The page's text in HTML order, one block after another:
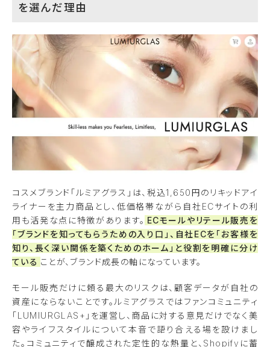
を選んだ理由
コスメブランド「ルミアグラス」は、税込1,650円のリキッドアイ
ライナーを主力商品とし、低価格帯ながら自社ECサイトの利
用も活発な点に特徴があります。 ECモールやリテール販売を
「ブランドを知ってもらうための入り口」、自社ECを「お客様を
知り、長く深い関係を築くためのホーム」と役割を明確に分け
ている ことが、ブランド成長の軸になっています。
モール販売だけに頼る最大のリスクは、顧客データが自社の
資産にならないことです。ルミアグラスではファンコミュニティ
「LUMIURGLAS+」を運営し、商品に対する意見だけでなく美
容やライフスタイルについて本音で語り合える場を設けまし
た。コミュニティで醸成された定性的な熱量と、Shopifyに蓄